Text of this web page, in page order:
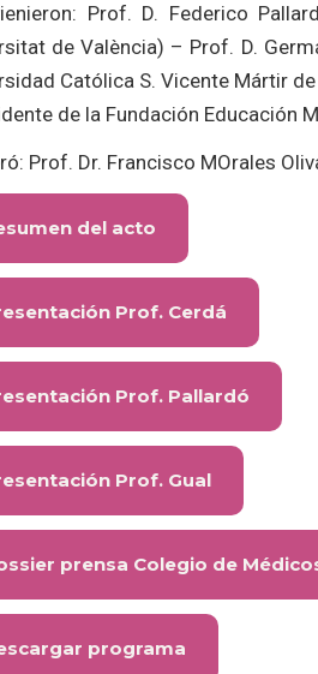
Prof. D. Federico
de València) – Prof. D.
Católica S. Vicente Mártir
de la Fundación Educación
Prof. Dr. Francisco MOrales
del acto
Prof. Cerdá
Prof. Pallardó
Prof. Gual
prensa Colegio de
programa